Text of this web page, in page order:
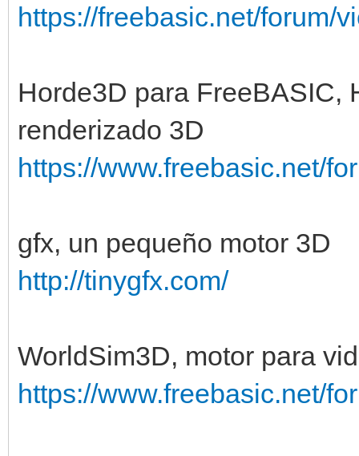
https://freebasic.net/forum/
Horde3D para FreeBASIC,
renderizado 3D
https://www.freebasic.net/
gfx, un pequeño motor 3D
http://tinygfx.com/
WorldSim3D, motor para
https://www.freebasic.net/